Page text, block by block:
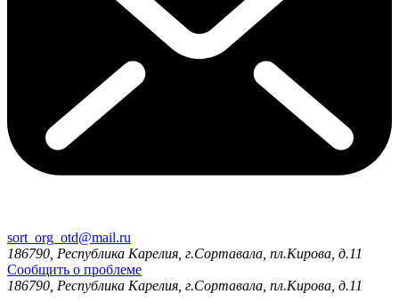
sort_org_otd@mail.ru
186790, Республика Карелия, г.Сортавала, пл.Кирова, д.11
Сообщить о проблеме
186790, Республика Карелия, г.Сортавала, пл.Кирова, д.11